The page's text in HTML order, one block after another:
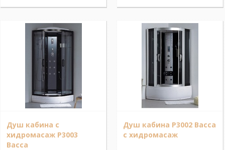
Душ кабина с
хидромасаж P3003
Bacca
Душ кабина P3002 Bacca
с хидромасаж